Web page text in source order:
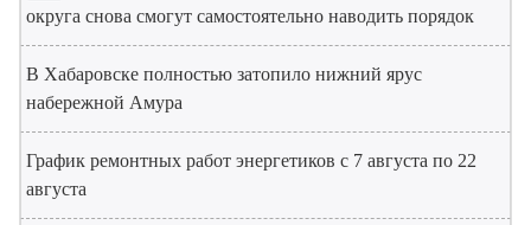
округа снова смогут самостоятельно наводить порядок
В Хабаровске полностью затопило нижний ярус
набережной Амура
График ремонтных работ энергетиков с 7 августа по 22
августа